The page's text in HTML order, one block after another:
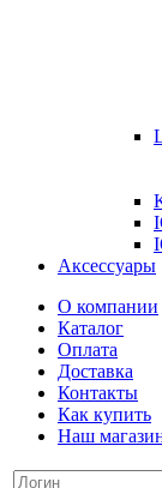
Аксессуары
О компании
Каталог
Оплата
Доставка
Контакты
Как купить
Наш